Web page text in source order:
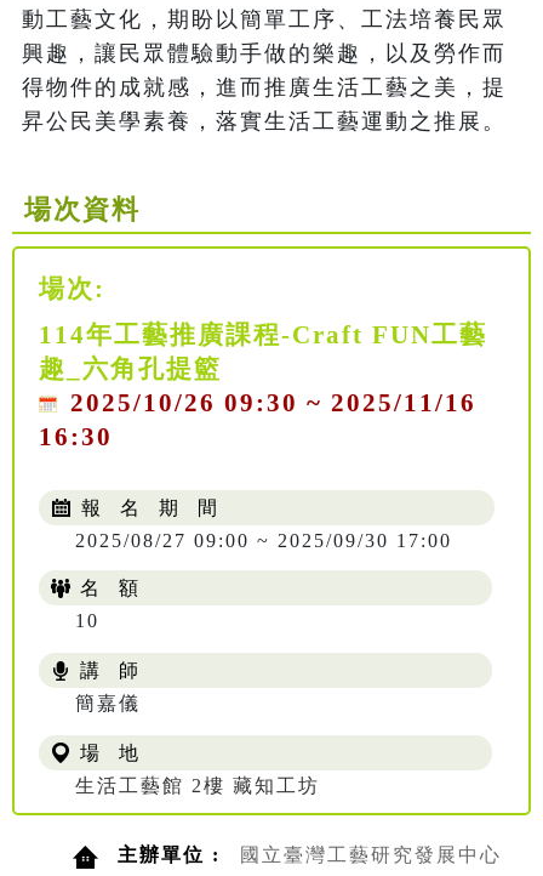
動工藝文化，期盼以簡單工序、工法培養民眾
興趣，讓民眾體驗動手做的樂趣，以及勞作而
得物件的成就感，進而推廣生活工藝之美，提
昇公民美學素養，落實生活工藝運動之推展。
場次資料
場次:
114年工藝推廣課程-Craft FUN工藝
趣_六角孔提籃
2025/10/26 09:30 ~ 2025/11/16
16:30
報 名 期 間
2025/08/27 09:00 ~ 2025/09/30 17:00
名 額
10
講 師
簡嘉儀
場 地
生活工藝館 2樓 藏知工坊
主辦單位 : 國立臺灣工藝研究發展中心